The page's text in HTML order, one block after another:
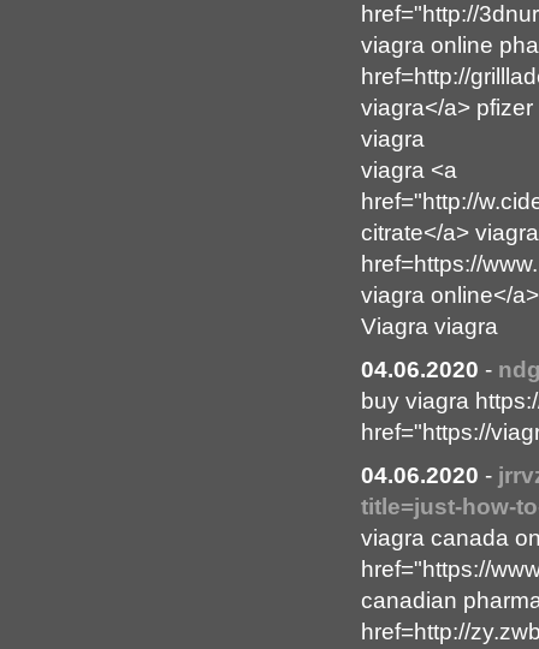
href="http://
viagra online
href=http://
viagra</a>
viagra
viagra <a
href="http://
citrate</a>
href=https://
viagra online</
Viagra viagra
04.06.2020 -
buy viagra
href="https://
04.06.2020 -
title=just-how-
viagra canada
href="https://
canadian
href=http://